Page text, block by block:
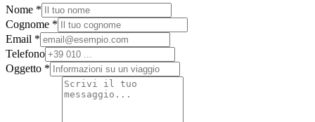
Nome *
Cognome *
Email *
Telefono
Oggetto *